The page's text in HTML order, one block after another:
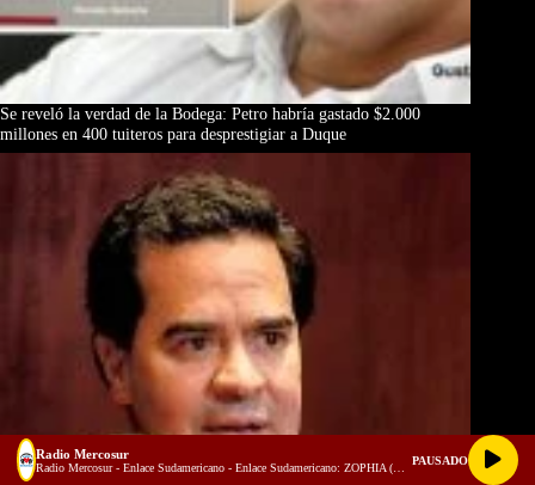
Se reveló la verdad de la Bodega: Petro habría gastado $2.000
millones en 400 tuiteros para desprestigiar a Duque
Radio Mercosur PAUSADO